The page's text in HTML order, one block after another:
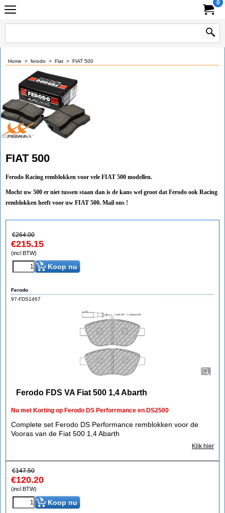
0
Home > ferodo > Fiat > FIAT 500
FIAT 500
Ferodo Racing remblokken voor vele FIAT 500 modellen.
Mocht uw 500 er niet tussen staan dan is de kans wel groot dat Ferodo ook Racing
remblokken heeft voor uw FIAT 500. Mail ons !
€264.00
€215.15
(incl BTW)
Koop nu
Ferodo
97-FDS1467
Ferodo FDS VA Fiat 500 1,4 Abarth
Nu met Korting op Ferodo DS Perforrmance en DS2500
Complete set Ferodo DS Performance remblokken voor de
Vooras van de Fiat 500 1,4 Abarth
Klik hier
€147.50
€120.20
(incl BTW)
Koop nu